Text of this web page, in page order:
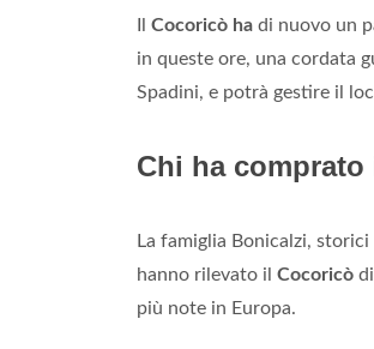
Cocoricò ha di nuovo un
in queste ore, una cordata
Spadini, e potrà gestire il
Chi ha
La famiglia Bonicalzi,
hanno rilevato il Cocoricò
più note in Europa.